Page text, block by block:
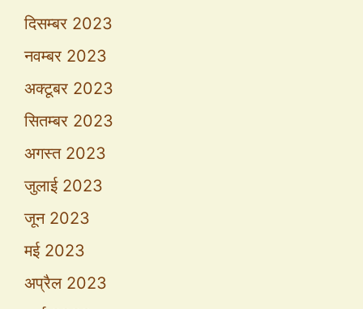
दिसम्बर 2023
नवम्बर 2023
अक्टूबर 2023
सितम्बर 2023
अगस्त 2023
जुलाई 2023
जून 2023
मई 2023
अप्रैल 2023